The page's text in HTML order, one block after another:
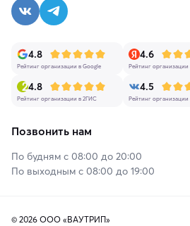
4.8
Рейтинг организации в Google
4.6
Рейтинг организации
4.8
Рейтинг организации в 2ГИС
4.5
Рейтинг организации
Позвонить нам
По будням с 08:00 до 20:00
По выходным с 08:00 до 19:00
© 2026 ООО «ВАУТРИП»